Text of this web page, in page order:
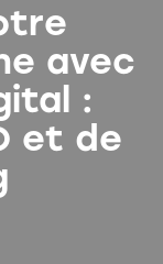
avec
:
et de